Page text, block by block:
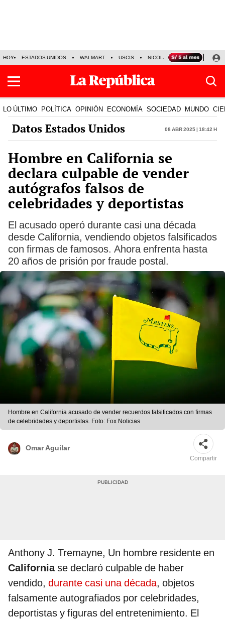
HOY ESTADOS UNIDOS WALMART USCIS NICOLÁS MADURO P-8
LO ÚLTIMO POLÍTICA OPINIÓN ECONOMÍA SOCIEDAD MUNDO
Datos Estados Unidos 08 Abr 2025 | 18:42 h
Hombre en California se
declara culpable de vender
autógrafos falsos de
celebridades y deportistas
El acusado operó durante casi una década
desde California, vendiendo objetos falsificados
con firmas de famosos. Ahora enfrenta hasta
20 años de prisión por fraude postal.
Hombre en California acusado de vender recuerdos falsificados con firmas
de celebridades y deportistas. Foto: Fox Noticias
Omar Aguilar
Compartir
Anthony J. Tremayne, Un hombre residente en
Californiase declaró culpable de haber
vendido, durante casi una década, objetos
falsamente autografiados por celebridades,
deportistas y figuras del entretenimiento. El